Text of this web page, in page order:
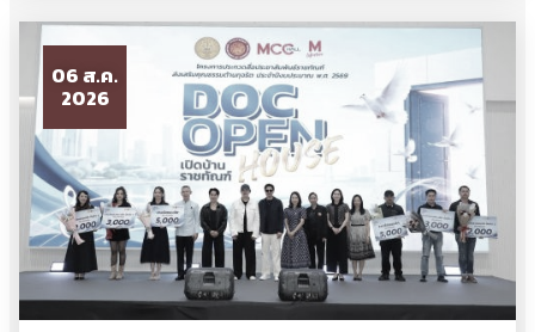
06 ส.ค.
2026